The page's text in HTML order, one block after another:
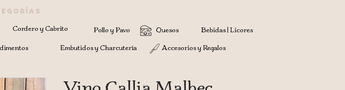
Cordero y Cabrito Pollo y Pavo
Embutidos y Charcutería
Quesos Bebidas | Licores
Accesorios y Regalos